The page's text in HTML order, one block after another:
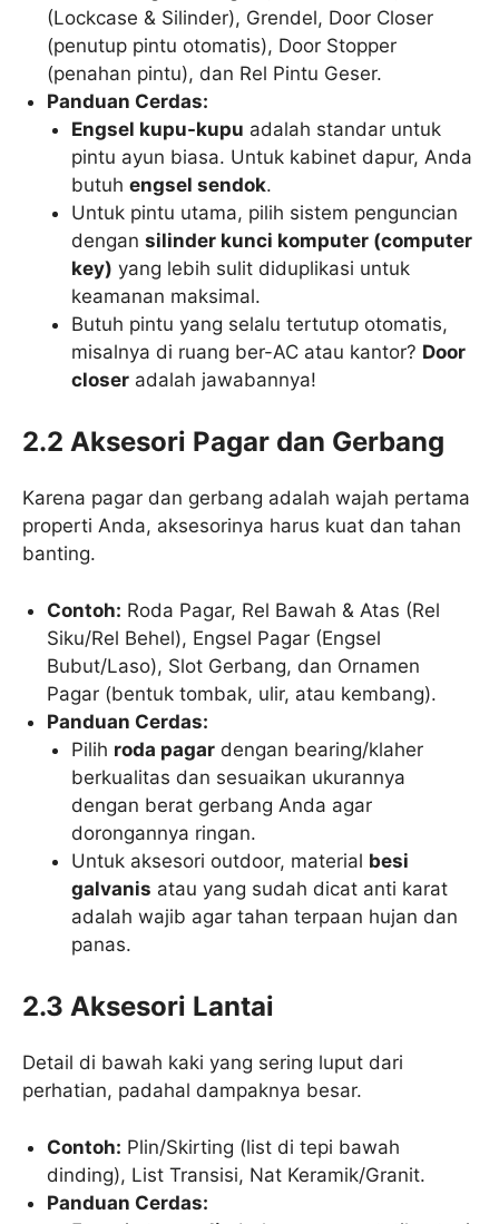
(Lockcase & Silinder), Grendel, Door Closer
(penutup pintu otomatis), Door Stopper
(penahan pintu), dan Rel Pintu Geser.
Panduan Cerdas:
Engsel kupu-kupu adalah standar untuk
pintu ayun biasa. Untuk kabinet dapur, Anda
butuhengsel sendok.
Untuk pintu utama, pilih sistem penguncian
dengansilinder kunci komputer (computer
key) yang lebih sulit diduplikasi untuk
keamanan maksimal.
Butuh pintu yang selalu tertutup otomatis,
misalnya di ruang ber-AC atau kantor? Door
closer adalah jawabannya!
2.2 Aksesori Pagar dan Gerbang
Karena pagar dan gerbang adalah wajah pertama
properti Anda, aksesorinya harus kuat dan tahan
banting.
Contoh: Roda Pagar, Rel Bawah & Atas (Rel
Siku/Rel Behel), Engsel Pagar (Engsel
Bubut/Laso), Slot Gerbang, dan Ornamen
Pagar (bentuk tombak, ulir, atau kembang).
Panduan Cerdas:
Pilih roda pagar dengan bearing/klaher
berkualitas dan sesuaikan ukurannya
dengan berat gerbang Anda agar
dorongannya ringan.
Untuk aksesori outdoor, material besi
galvanis atau yang sudah dicat anti karat
adalah wajib agar tahan terpaan hujan dan
panas.
2.3 Aksesori Lantai
Detail di bawah kaki yang sering luput dari
perhatian, padahal dampaknya besar.
Contoh: Plin/Skirting (list di tepi bawah
dinding), List Transisi, Nat Keramik/Granit.
Panduan Cerdas: